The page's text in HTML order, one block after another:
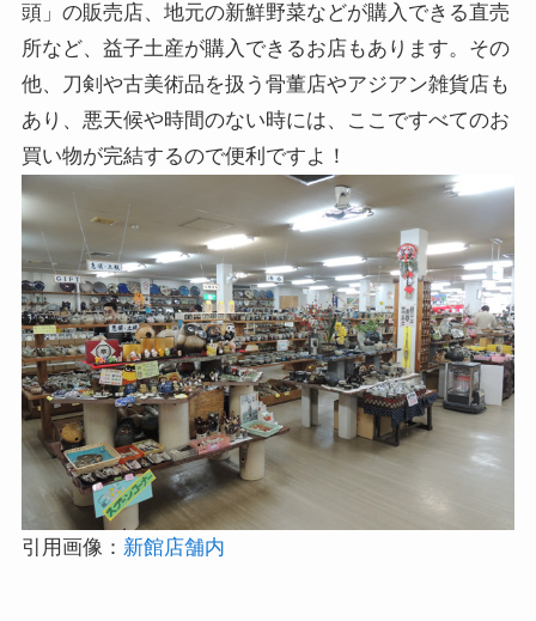
頭」の販売店、地元の新鮮野菜などが購入できる直売
所など、益子土産が購入できるお店もあります。その
他、刀剣や古美術品を扱う骨董店やアジアン雑貨店も
あり、悪天候や時間のない時には、ここですべてのお
買い物が完結するので便利ですよ！
引用画像： 新館店舗内